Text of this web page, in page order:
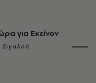
για Εκείνον